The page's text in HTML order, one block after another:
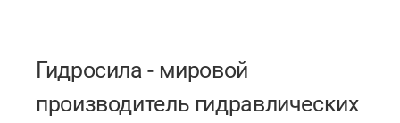
Гидросила - мировой
производитель гидравлических